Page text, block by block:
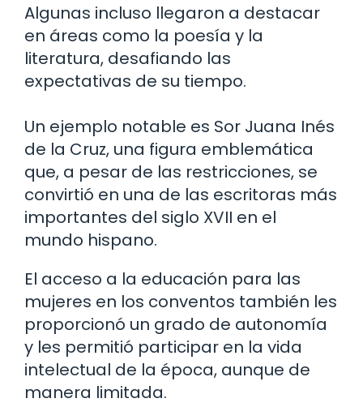
Algunas incluso llegaron a destacar
en áreas como la poesía y la
literatura, desafiando las
expectativas de su tiempo.
Un ejemplo notable es Sor Juana Inés
de la Cruz, una figura emblemática
que, a pesar de las restricciones, se
convirtió en una de las escritoras más
importantes del siglo XVII en el
mundo hispano.
El acceso a la educación para las
mujeres en los conventos también les
proporcionó un grado de autonomía
y les permitió participar en la vida
intelectual de la época, aunque de
manera limitada.